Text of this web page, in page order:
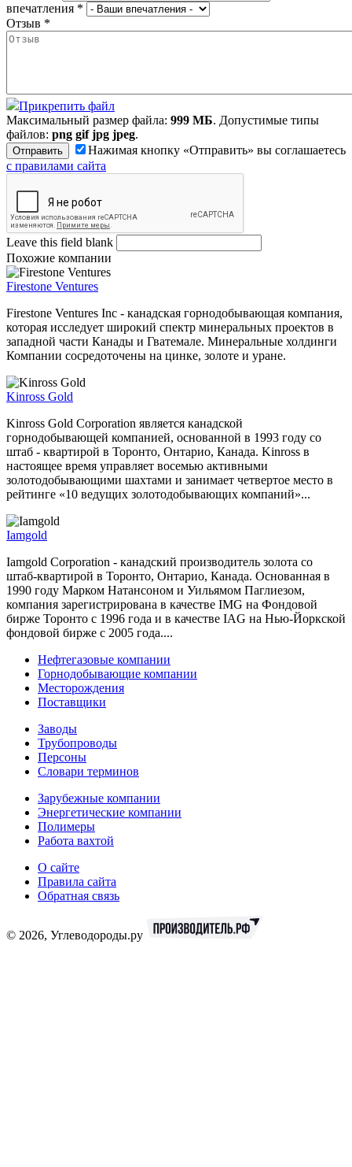
впечатления *
Отзыв *
Прикрепить файл
Максимальный размер файла: 999 МБ. Допустимые типы
файлов: png gif jpg jpeg.
Нажимая кнопку «Отправить» вы соглашаетесь
с правилами сайта
Leave this field blank
Похожие компании
Firestone Ventures
Firestone Ventures Inc - канадская горнодобывающая компания,
которая исследует широкий спектр минеральных проектов в
западной части Канады и Гватемале. Минеральные холдинги
Компании сосредоточены на цинке, золоте и уране.
Kinross Gold
Kinross Gold Corporation является канадской
горнодобывающей компанией, основанной в 1993 году со
штаб - квартирой в Торонто, Онтарио, Канада. Kinross в
настоящее время управляет восемью активными
золотодобывающими шахтами и занимает четвертое место в
рейтинге «10 ведущих золотодобывающих компаний»...
Iamgold
Iamgold Corporation - канадский производитель золота со
штаб-квартирой в Торонто, Онтарио, Канада. Основанная в
1990 году Марком Натансоном и Уильямом Паглиезом,
компания зарегистрирована в качестве IMG на Фондовой
бирже Торонто с 1996 года и в качестве IAG на Нью-Йоркской
фондовой бирже с 2005 года....
Нефтегазовые компании
Горнодобывающие компании
Месторождения
Поставщики
Заводы
Трубопроводы
Персоны
Словари терминов
Зарубежные компании
Энергетические компании
Полимеры
Работа вахтой
О сайте
Правила сайта
Обратная связь
© 2026, Углеводороды.ру